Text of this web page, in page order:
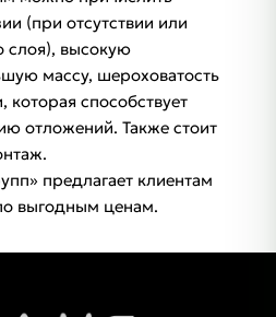
(при отсутствии или
слоя), высокую
массу, шероховатость
которая способствует
отложений. Также стоит
предлагает клиентам
выгодным ценам.